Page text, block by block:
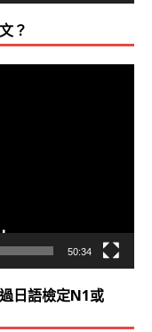
？
50:34
日語檢定N1或